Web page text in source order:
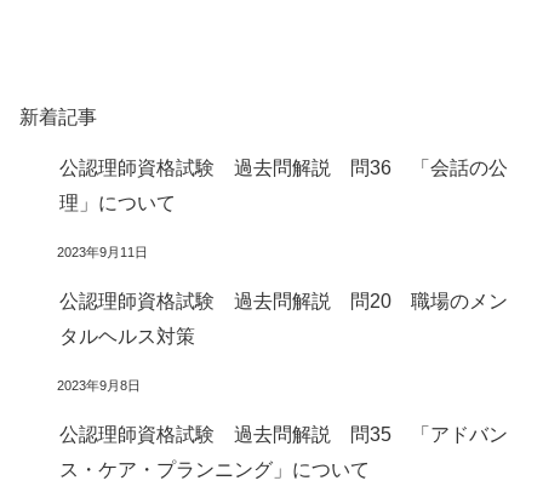
新着記事
公認理師資格試験 過去問解説 問36 「会話の公
理」について
2023年9月11日
公認理師資格試験 過去問解説 問20 職場のメン
タルヘルス対策
2023年9月8日
公認理師資格試験 過去問解説 問35 「アドバン
ス・ケア・プランニング」について